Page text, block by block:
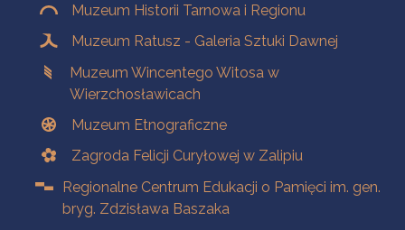
Muzeum Historii Tarnowa i Regionu
Muzeum Ratusz - Galeria Sztuki Dawnej
Muzeum Wincentego Witosa w
Wierzchosławicach
Muzeum Etnograficzne
Zagroda Felicji Curyłowej w Zalipiu
Regionalne Centrum Edukacji o Pamięci im. gen.
bryg. Zdzisława Baszaka